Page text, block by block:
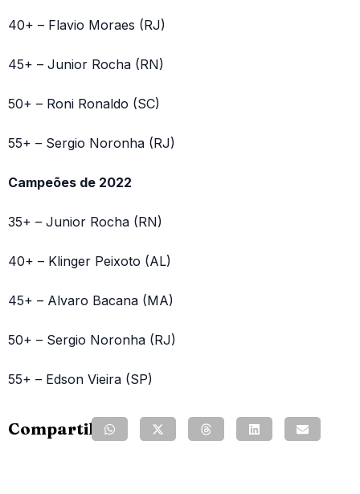
40+ – Flavio Moraes (RJ)
45+ – Junior Rocha (RN)
50+ – Roni Ronaldo (SC)
55+ – Sergio Noronha (RJ)
Campeões de 2022
35+ – Junior Rocha (RN)
40+ – Klinger Peixoto (AL)
45+ – Alvaro Bacana (MA)
50+ – Sergio Noronha (RJ)
55+ – Edson Vieira (SP)
Compartilhe: